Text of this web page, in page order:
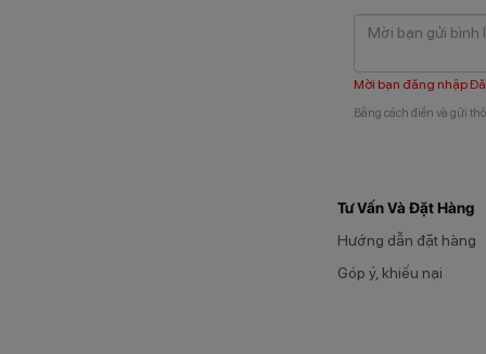
Mời bạn đăng nhập
Bằng cách điền và gửi
Tư Vấn Và Đặt Hàng
Hướng dẫn đặt hàng
Góp ý, khiếu nại